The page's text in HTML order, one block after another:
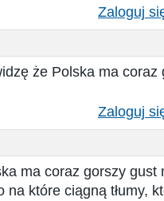
Zaloguj
że Polska ma coraz
Zaloguj
ma coraz gorszy gust
na które ciągną tłumy,